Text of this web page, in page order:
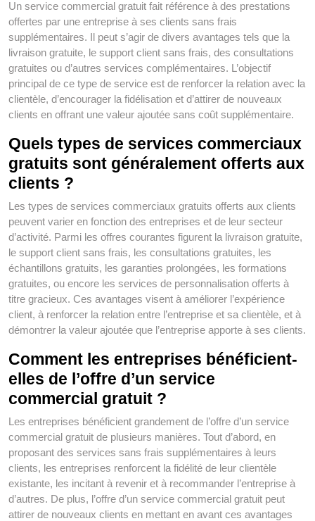
Un service commercial gratuit fait référence à des prestations
offertes par une entreprise à ses clients sans frais
supplémentaires. Il peut s’agir de divers avantages tels que la
livraison gratuite, le support client sans frais, des consultations
gratuites ou d’autres services complémentaires. L’objectif
principal de ce type de service est de renforcer la relation avec la
clientèle, d’encourager la fidélisation et d’attirer de nouveaux
clients en offrant une valeur ajoutée sans coût supplémentaire.
Quels types de services commerciaux
gratuits sont généralement offerts aux
clients ?
Les types de services commerciaux gratuits offerts aux clients
peuvent varier en fonction des entreprises et de leur secteur
d’activité. Parmi les offres courantes figurent la livraison gratuite,
le support client sans frais, les consultations gratuites, les
échantillons gratuits, les garanties prolongées, les formations
gratuites, ou encore les services de personnalisation offerts à
titre gracieux. Ces avantages visent à améliorer l’expérience
client, à renforcer la relation entre l’entreprise et sa clientèle, et à
démontrer la valeur ajoutée que l’entreprise apporte à ses clients.
Comment les entreprises bénéficient-
elles de l’offre d’un service
commercial gratuit ?
Les entreprises bénéficient grandement de l’offre d’un service
commercial gratuit de plusieurs manières. Tout d’abord, en
proposant des services sans frais supplémentaires à leurs
clients, les entreprises renforcent la fidélité de leur clientèle
existante, les incitant à revenir et à recommander l’entreprise à
d’autres. De plus, l’offre d’un service commercial gratuit peut
attirer de nouveaux clients en mettant en avant ces avantages